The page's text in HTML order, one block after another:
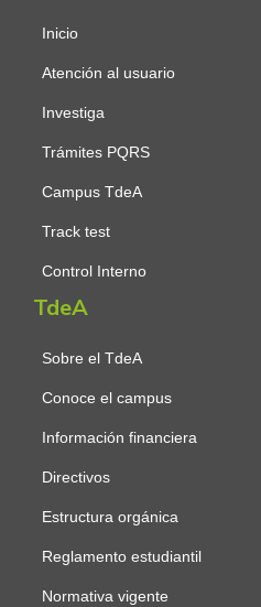
Inicio
Atención al usuario
Investiga
Trámites PQRS
Campus TdeA
Track test
Control Interno
TdeA
Sobre el TdeA
Conoce el campus
Información financiera
Directivos
Estructura orgánica
Reglamento estudiantil
Normativa vigente